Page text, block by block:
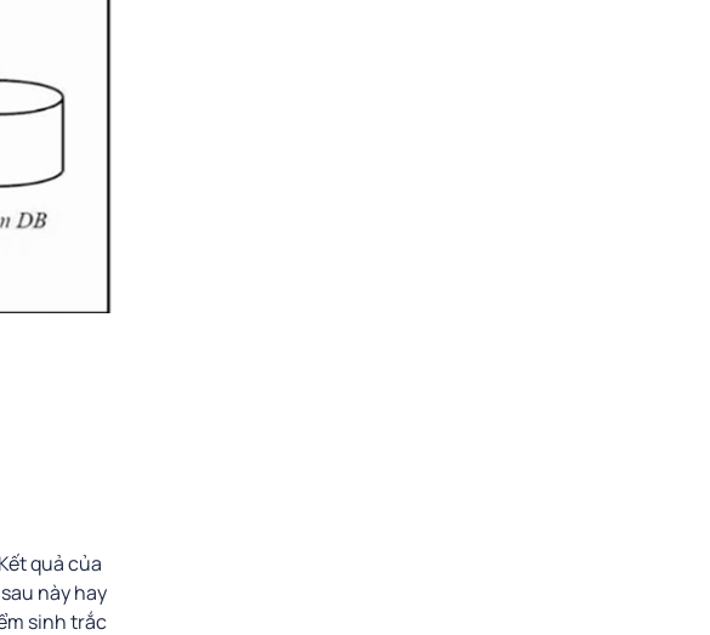
quả của
này hay
sinh trắc